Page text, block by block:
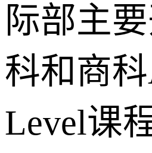
际部主
科和商
Level课